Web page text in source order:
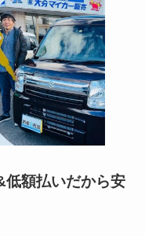
低額払いだから安